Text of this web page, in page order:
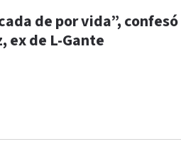
de por vida”, confesó
ex de L-Gante